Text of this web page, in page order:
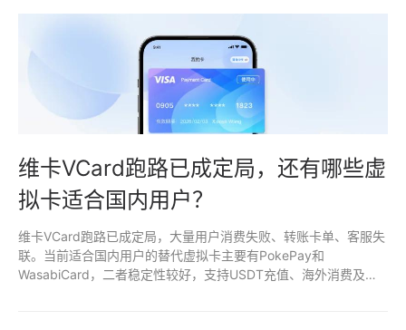
维卡VCard跑路已成定局，还有哪些虚
拟卡适合国内用户？
维卡VCard跑路已成定局，大量用户消费失败、转账卡单、客服失
联。当前适合国内用户的替代虚拟卡主要有PokePay和
WasabiCard，二者稳定性较好，支持USDT充值、海外消费及出